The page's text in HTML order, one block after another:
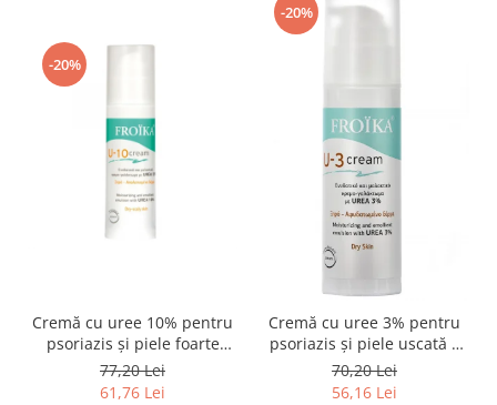
-20%
Cremă cu uree 10% pentru
psoriazis și piele foarte
uscată – Froika U-10
77,20 Lei
61,76 Lei
-20%
Cremă cu uree 3% pentru
psoriazis și piele uscată –
Froika U-3
70,20 Lei
56,16 Lei